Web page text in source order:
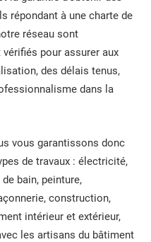
répondant à une charte de
réseau sont
pour assurer aux
des délais tenus,
dans la
vous garantissons donc
de travaux : électricité,
bain, peinture,
construction,
intérieur et extérieur,
les artisans du bâtiment